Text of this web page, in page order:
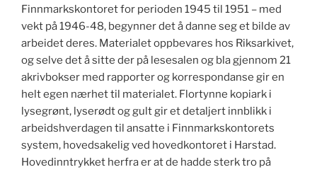
Finnmarkskontoret for perioden 1945 til 1951 – med
vekt på 1946-48, begynner det å danne seg et bilde av
arbeidet deres. Materialet oppbevares hos Riksarkivet,
og selve det å sitte der på lesesalen og bla gjennom 21
akrivbokser med rapporter og korrespondanse gir en
helt egen nærhet til materialet. Flortynne kopiark i
lysegrønt, lyserødt og gult gir et detaljert innblikk i
arbeidshverdagen til ansatte i Finnmarkskontorets
system, hovedsakelig ved hovedkontoret i Harstad.
Hovedinntrykket herfra er at de hadde sterk tro på